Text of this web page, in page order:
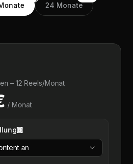
24 Monate
– 12 Reels/Monat
/ Monat
an